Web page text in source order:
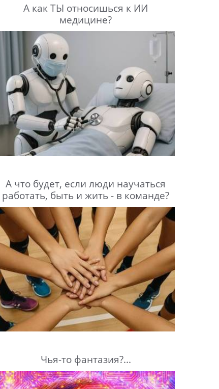
А как ТЫ относишься к ИИ
медицине?
А что будет, если люди научаться
работать, быть и жить - в команде?
Чья-то фантазия?...